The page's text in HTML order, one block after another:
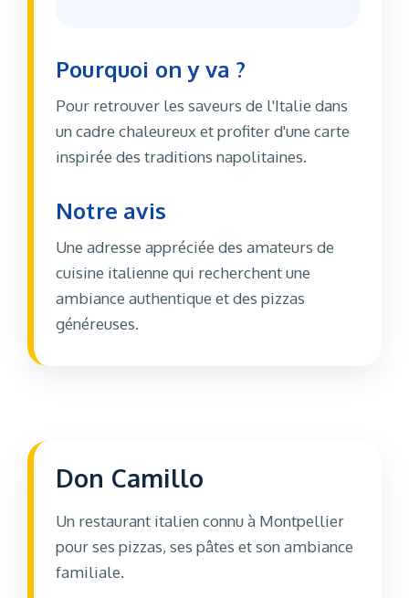
Pourquoi on y va ?
Pour retrouver les saveurs de l'Italie dans
un cadre chaleureux et profiter d'une carte
inspirée des traditions napolitaines.
Notre avis
Une adresse appréciée des amateurs de
cuisine italienne qui recherchent une
ambiance authentique et des pizzas
généreuses.
Don Camillo
Un restaurant italien connu à Montpellier
pour ses pizzas, ses pâtes et son ambiance
familiale.